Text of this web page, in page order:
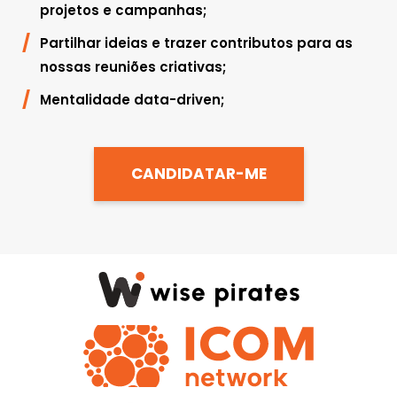
projetos e campanhas;
Partilhar ideias e trazer contributos para as
nossas reuniões criativas;
Mentalidade data-driven;
CANDIDATAR-ME